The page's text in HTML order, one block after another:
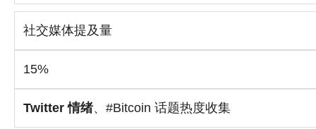
社交媒体提及量
15%
Twitter 情绪、#Bitcoin 话题热度收集